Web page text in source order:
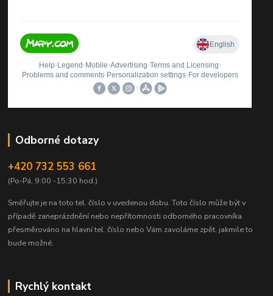
Odborné dotazy
+420 732 553 661
(Po-Pá, 9:00 -15:30 hod.)
Směřujte je na toto tel. číslo v uvedenou dobu. Toto číslo může být v
případě zaneprázdnění nebo nepřítomnosti odborného pracovníka
přesměrováno na hlavní tel. číslo nebo Vám zavoláme zpět, jakmile to
bude možné.
Rychlý kontakt